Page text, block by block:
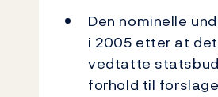
Den nominelle
i 2005 etter at
vedtatte
forhold til